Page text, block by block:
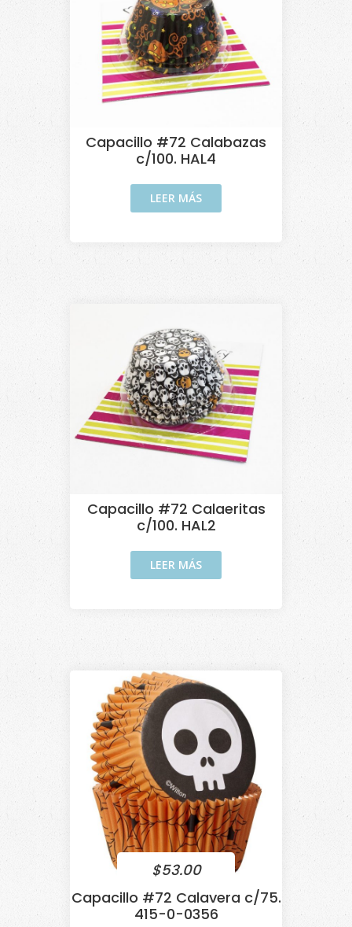
Capacillo #72 Calabazas
c/100. HAL4
LEER MÁS
Capacillo #72 Calaeritas
c/100. HAL2
LEER MÁS
$53.00
Capacillo #72 Calavera c/75.
415-0-0356